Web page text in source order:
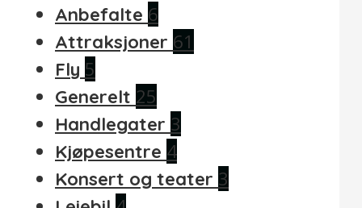
Anbefalte 6
Attraksjoner 61
Fly 5
Generelt 25
Handlegater 3
Kjøpesentre 4
Konsert og teater 3